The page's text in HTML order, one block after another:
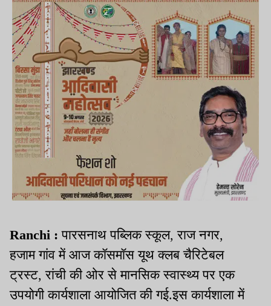
Ranchi : पारसनाथ पब्लिक स्कूल, राज नगर,
हजाम गांव में आज कॉसमॉस यूथ क्लब चैरिटेबल
ट्रस्ट, रांची की ओर से मानसिक स्वास्थ्य पर एक
उपयोगी कार्यशाला आयोजित की गई.इस कार्यशाला में